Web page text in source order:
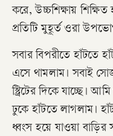
করে, উচ্চশিক্ষায়
প্রতিটি মুহূর্ত ওরা
সবার বিপরীতে হাঁটতে
এসে থামলাম। সবাই
স্ট্রিটের দিকে যাচ্ছে।
ঢুকে হাঁটতে লাগলাম।
ধ্বংস হয়ে যাওয়া বাড়ির